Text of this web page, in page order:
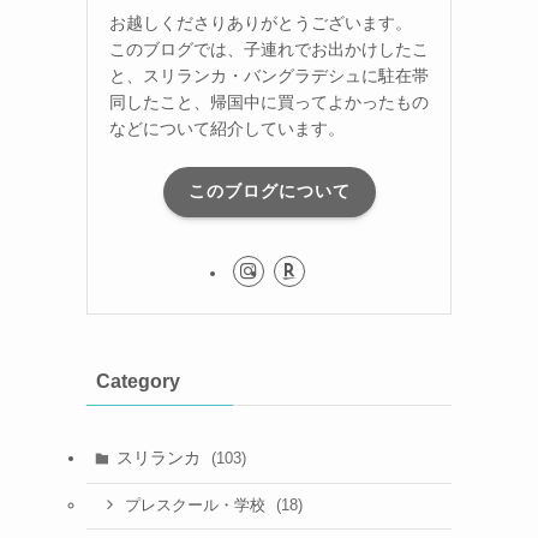
お越しくださりありがとうございます。
このブログでは、子連れでお出かけしたこ
と、スリランカ・バングラデシュに駐在帯
同したこと、帰国中に買ってよかったもの
などについて紹介しています。
このブログについて
Category
スリランカ (103)
プレスクール・学校 (18)